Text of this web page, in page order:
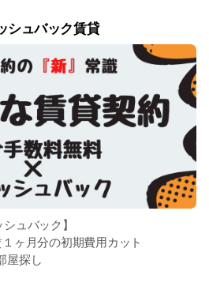
か
！
ケ
携
り
専
す↓↓ ●自社では絶対にリースバ
ースバック契約 ●弊社はその取次
とお客様のサポートを ●複数社同
時見積もりで、適正価格 ●他売却
活動との同時進行OK 提携の金融機
関系のリースバック取扱業者との
協業でお客様のサポートを行いま
す。このため、不動産会社が自社
リースバックする際などで問題に
なる『安価な買取金額』問題や、
『高額な賃貸契約の強要』など、
問題点を解消出来ます。 リースバ
ックが正解なのか？ 他の方法はチ
ャレンジ出来ないのか？ お客様の
様々な疑問を弊社は中立の立場で
社は、リースバックで進むとなり
シュバック賃貸
ュバック】
ヶ月分の初期費用カット
屋探し